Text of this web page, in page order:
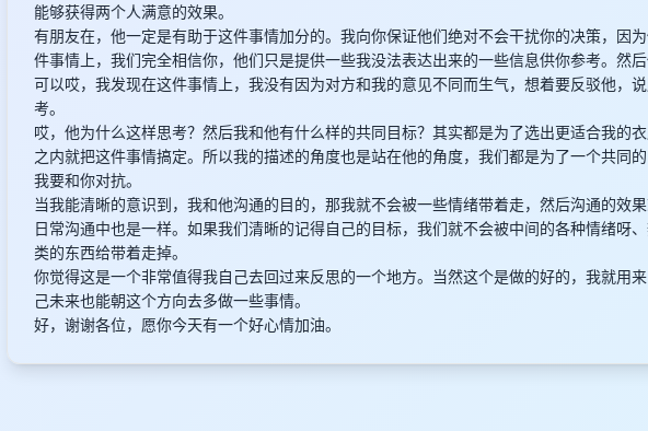
能够获得两个人满意的效果。
有朋友在，他一定是有助于这件事情加分的。我向你保证他们绝对不会干扰你的决策，因
件事情上，我们完全相信你，他们只是提供一些我没法表达出来的一些信息供你参考。然
可以哎，我发现在这件事情上，我没有因为对方和我的意见不同而生气，想着要反驳他，
考。
哎，他为什么这样思考？然后我和他有什么样的共同目标？其实都是为了选出更适合我的
之内就把这件事情搞定。所以我的描述的角度也是站在他的角度，我们都是为了一个共同
我要和你对抗。
当我能清晰的意识到，我和他沟通的目的，那我就不会被一些情绪带着走，然后沟通的效
日常沟通中也是一样。如果我们清晰的记得自己的目标，我们就不会被中间的各种情绪呀
类的东西给带着走掉。
你觉得这是一个非常值得我自己去回过来反思的一个地方。当然这个是做的好的，我就用
己未来也能朝这个方向去多做一些事情。
好，谢谢各位，愿你今天有一个好心情加油。